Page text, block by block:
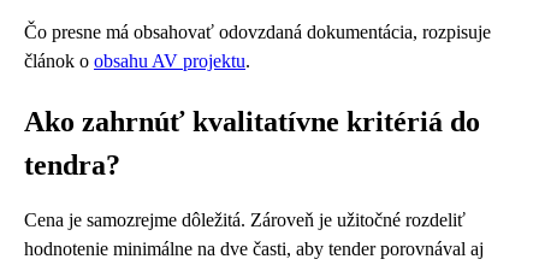
Čo presne má obsahovať odovzdaná dokumentácia, rozpisuje
článok o obsahu AV projektu.
Ako zahrnúť kvalitatívne kritériá do
tendra?
Cena je samozrejme dôležitá. Zároveň je užitočné rozdeliť
hodnotenie minimálne na dve časti, aby tender porovnával aj